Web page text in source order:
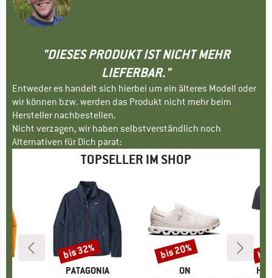
"DIESES PRODUKT IST NICHT MEHR
LIEFERBAR."
Entweder es handelt sich hierbei um ein älteres Modell oder
wir können bzw. werden das Produkt nicht mehr beim
Hersteller nachbestellen.
Nicht verzagen, wir haben selbstverständlich noch
Alternativen für Dich parat:
TOPSELLER IM SHOP
MARKE
PATAGONIA
Rabatt
bis 32%
MARKE
ON
Rabatt
bis 20%